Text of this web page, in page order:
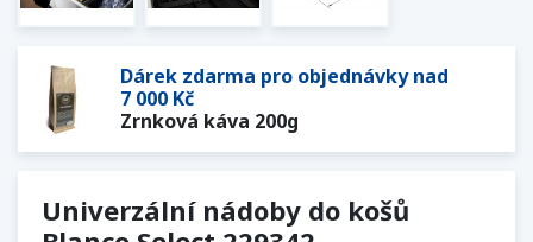
Dárek zdarma pro objednávky nad
7 000 Kč
Zrnková káva 200g
Univerzální nádoby do košů